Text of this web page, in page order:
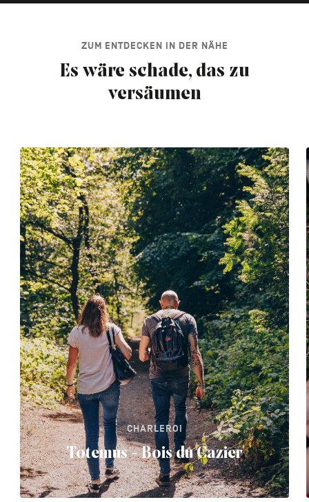
ZUM ENTDECKEN IN DER NÄHE
Es wäre schade, das zu
versäumen
CHARLEROI
Totemus - Bois du Cazier